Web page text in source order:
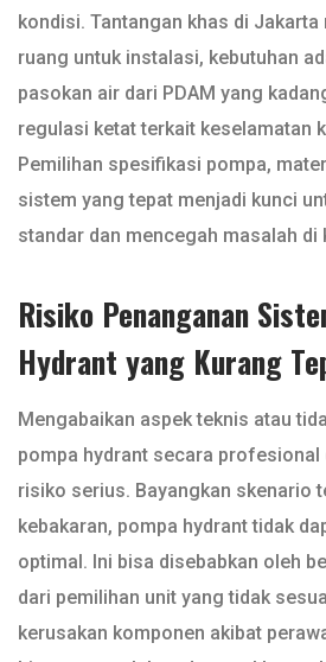
kondisi. Tantangan khas di
ruang untuk instalasi, kebutuhan
pasokan air dari PDAM yang
regulasi ketat terkait keselamatan
Pemilihan spesifikasi pompa,
sistem yang tepat menjadi kunci
standar dan mencegah masalah di
Risiko Penanganan
Hydrant yang Kurang
Mengabaikan aspek teknis atau
pompa hydrant secara profesional
risiko serius. Bayangkan skenario
kebakaran, pompa hydrant tidak
optimal. Ini bisa disebabkan oleh
dari pemilihan unit yang tidak
kerusakan komponen akibat